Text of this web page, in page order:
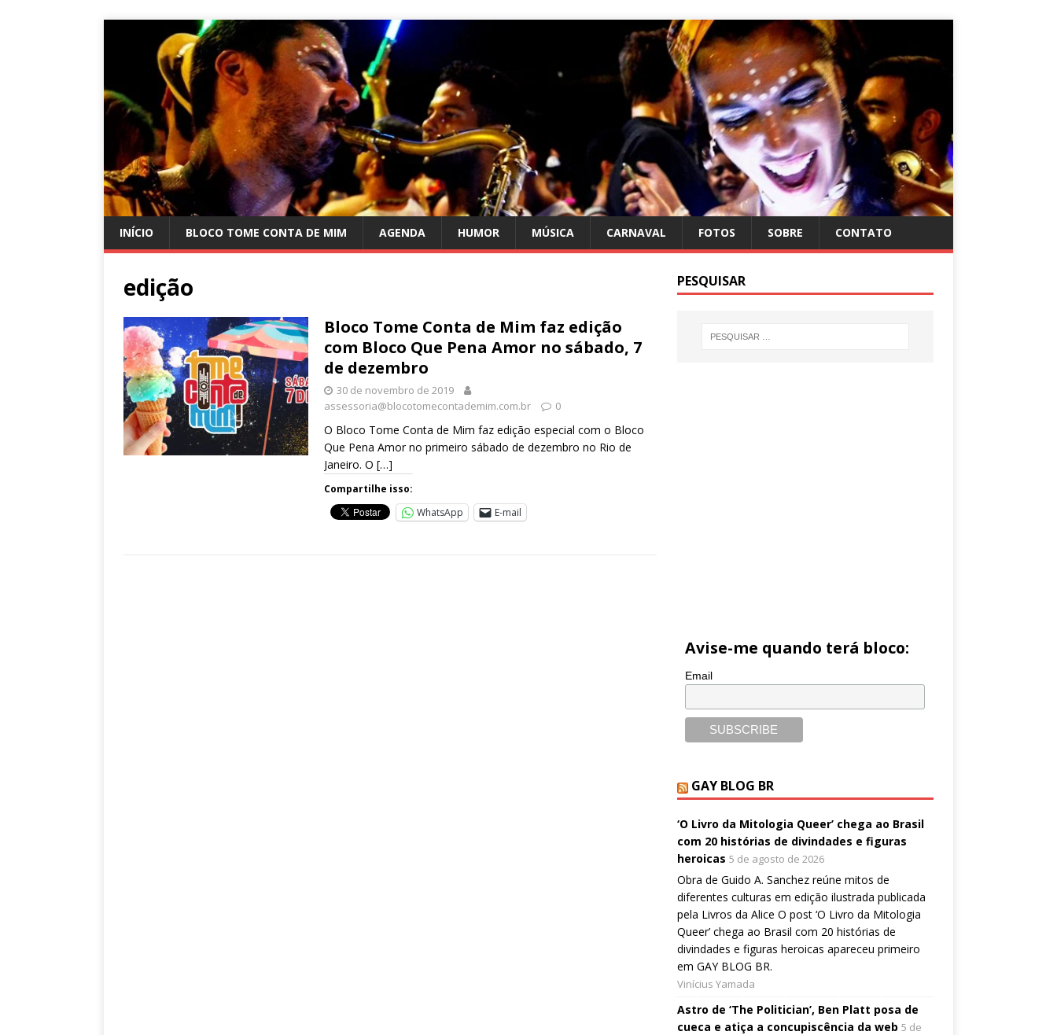
INÍCIO BLOCO TOME CONTA DE MIM AGENDA HUMOR MÚSICA CARNAVAL FOTOS SOBRE CONTATO
edição
Bloco Tome Conta de Mim faz edição
com Bloco Que Pena Amor no sábado, 7
de dezembro
30 de novembro de 2019
assessoria@blocotomecontademim.com.br
0
O Bloco Tome Conta de Mim faz edição especial com o Bloco
Que Pena Amor no primeiro sábado de dezembro no Rio de
Janeiro. O […]
Compartilhe isso:
WhatsApp
E-mail
PESQUISAR
Avise-me quando terá bloco:
Email
GAY BLOG BR
‘O Livro da Mitologia Queer’ chega ao Brasil
com 20 histórias de divindades e figuras
heroicas 5 de agosto de 2026
Obra de Guido A. Sanchez reúne mitos de
diferentes culturas em edição ilustrada publicada
pela Livros da Alice O post ‘O Livro da Mitologia
Queer’ chega ao Brasil com 20 histórias de
divindades e figuras heroicas apareceu primeiro
em GAY BLOG BR.
Vinícius Yamada
Astro de ‘The Politician’, Ben Platt posa de
cueca e atiça a concupiscência da web 5 de